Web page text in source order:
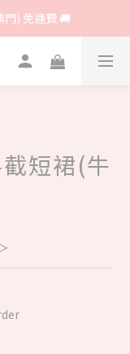
) 免運費 🚚
短裙(牛